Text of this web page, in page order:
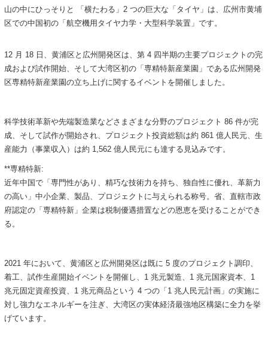
山の中にひっそりと 「横たわる」2 つの巨大な「タイヤ」は、広州市黄埔
区での中国初の「航空機用タイヤ力学・大型科学装置」です。
12 月 18 日、黄浦区と広州開発区は、第 4 四半期の主要プロジェクトの完
成および試作開始、そして大湾区初の「専精特新産業園」である広州開発
区専精特新産業園の立ち上げに関するイベントを開催しました。
科学技術革新や先端製造業などさまざまな分野のプロジェクト 86 件が完
成、そして試作が開始され、プロジェクト投資総額は約 861 億人民元、生
産能力（事業収入）は約 1,562 億人民元にも達する見込みです。
**専精特新:
近年中国で「専門性があり、精巧な技術力を持ち、独自性に優れ、革新力
の高い」中小企業、製品、プロジェクトに与えられる称号。省、直轄市政
府認定の「専精特新」企業は税制優遇措置などの恩恵を受けることができ
る。
2021 年において、黄浦区と広州開発区は既に 5 度のプロジェクト調印、
着工、試作生産開始イベントを開催し、1 兆元製造、1 兆元国家資本、1
兆元固定資産投資、1 兆元商品という 4 つの「1 兆人民元計画」の実施に
対し強力なエネルギーを注ぎ、大湾区の実体経済最強地区構築に全力を挙
げています。